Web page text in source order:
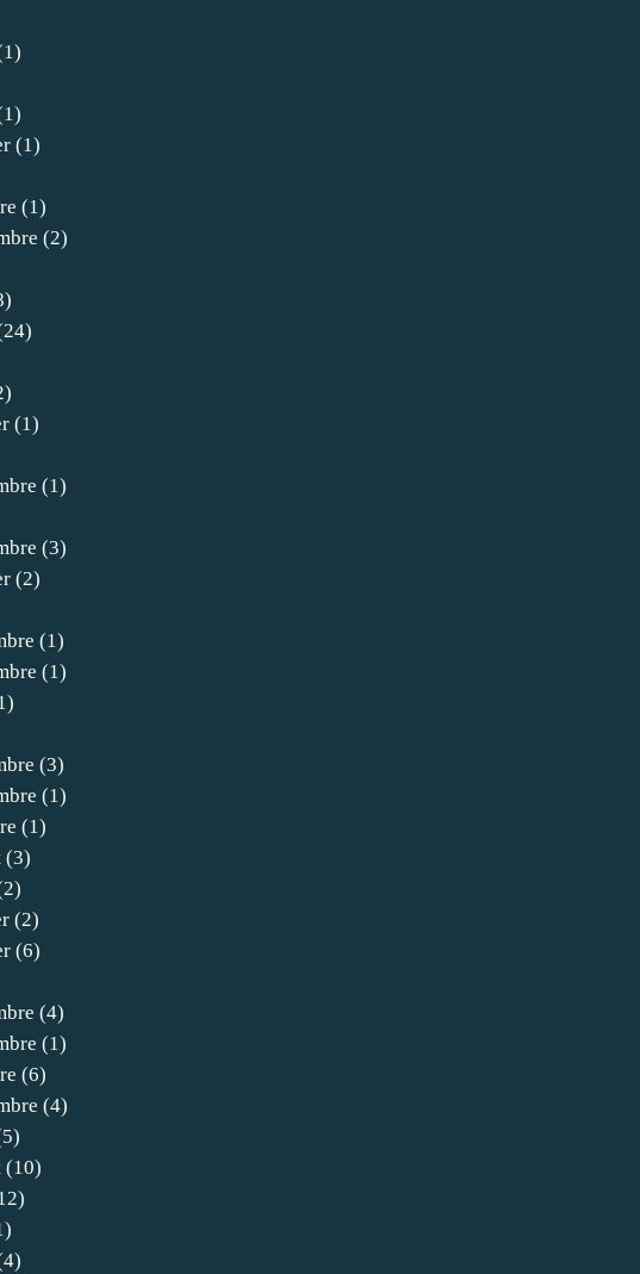
(1)
(1)
(2)
(1)
(1)
(3)
(2)
(1)
(1)
(3)
(1)
(1)
(3)
(2)
(6)
(4)
(1)
(6)
(4)
(10)